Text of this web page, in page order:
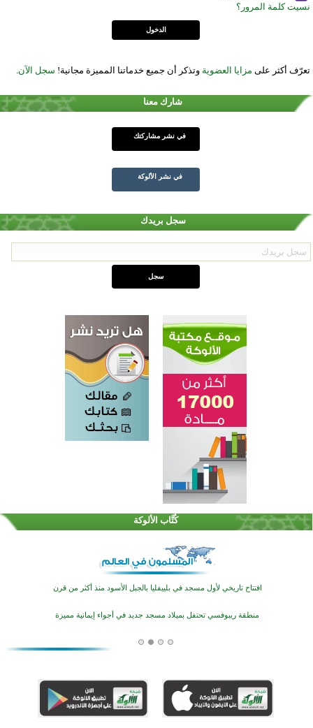
نسيت كلمة المرور؟
تعرّف أكثر على مزايا العضوية وتذكر أن جميع خدماتنا المميزة مجانية! سجل الآن
شارك معنا
في نشر مشاركتك
في نشر الألوكة
سجل بريدك
كُتَّاب الألوكة
اختتام الدورة التاسعة لمسابقة حفظ وتلاوة القرآن الكريم في أزناكاييف
تيسليتش تختتم برنامجا تعليميا لتعزيز القيم وبناء الشخصية للشباب المسلمين
اختتام منافسات قرآنية متميزة في بنغلاديش بمشاركة 3000 متسابق
افتتاح تاريخي لأول مسجد في بلييفليا بالجبل الأسود منذ أكثر من قرن
منطقة ريبوفسي تحتفل بميلاد مسجد جديد في أجواء إيمانية مميزة
أكبر مشروع إسلامي في ريف أستراليا يفتتح أبوابه بعد سنوات من العمل والعطاء
اختتام الدورة التاسعة لمسابقة حفظ وتلاوة القرآن الكريم في أزناكاييف